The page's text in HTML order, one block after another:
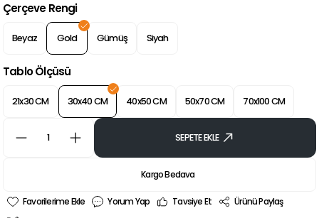
Çerçeve Rengi
Beyaz Gold Gümüş Siyah
Tablo Ölçüsü
21x30 CM 30x40 CM 40x50 CM 50x70 CM 70x100 CM
SEPETE EKLE
Kargo Bedava
Yorum Yap Tavsiye Et
Ürünü Paylaş